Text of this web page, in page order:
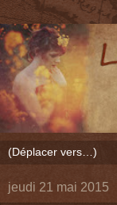
jeudi 21 mai 2015